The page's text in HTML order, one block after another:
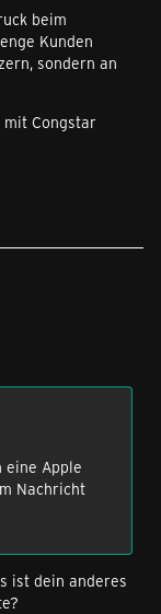
beim
Kunden
sondern an
Congstar
eine Apple
Nachricht
ist dein anderes